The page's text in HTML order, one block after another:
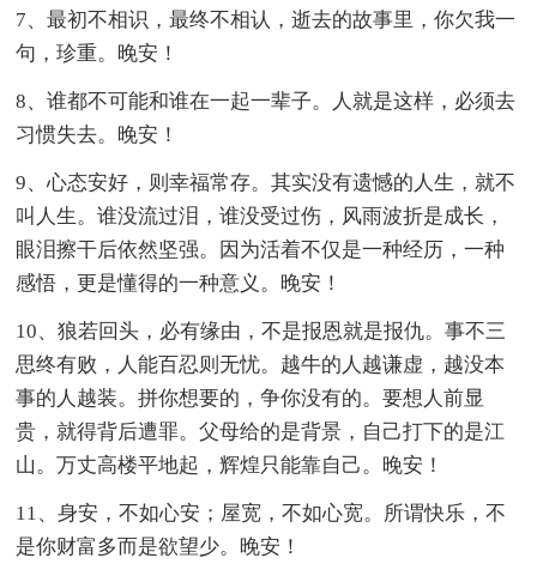
7、最初不相识，最终不相认，逝去的故事里，你欠我一
句，珍重。晚安！
8、谁都不可能和谁在一起一辈子。人就是这样，必须去
习惯失去。晚安！
9、心态安好，则幸福常存。其实没有遗憾的人生，就不
叫人生。谁没流过泪，谁没受过伤，风雨波折是成长，
眼泪擦干后依然坚强。因为活着不仅是一种经历，一种
感悟，更是懂得的一种意义。晚安！
10、狼若回头，必有缘由，不是报恩就是报仇。事不三
思终有败，人能百忍则无忧。越牛的人越谦虚，越没本
事的人越装。拼你想要的，争你没有的。要想人前显
贵，就得背后遭罪。父母给的是背景，自己打下的是江
山。万丈高楼平地起，辉煌只能靠自己。晚安！
11、身安，不如心安；屋宽，不如心宽。所谓快乐，不
是你财富多而是欲望少。晚安！